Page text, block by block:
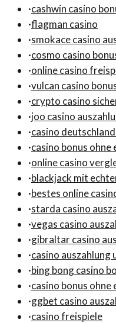
·cashwin casino
·flagman casino
·smokace casino
·cosmo casino
·online casino
·vulcan casino
·crypto casino
·joo casino
·casino
·casino bonus ohne
·online casino
·blackjack mit
·bestes online
·starda casino
·vegas casino
·gibraltar casino
·casino auszahlung
·bing bong casino
·casino bonus ohne
·ggbet casino
·casino freispiele